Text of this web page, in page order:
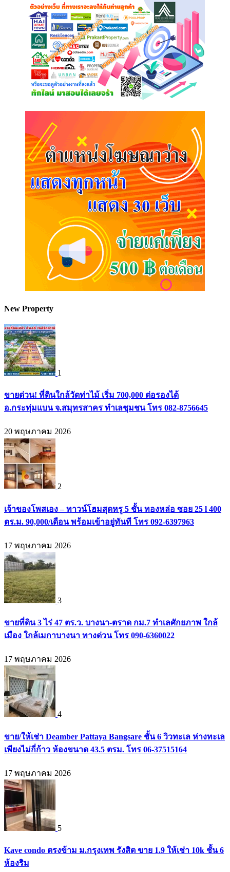
New Property
1
ขายด่วน! ที่ดินใกล้วัดท่าไม้ เริ่ม 700,000 ต่อรองได้
อ.กระทุ่มแบน จ.สมุทรสาคร ทำเลชุมชน โทร 082-8756645
20 พฤษภาคม 2026
2
เจ้าของโพสเอง – ทาวน์โฮมสุดหรู 5 ชั้น ทองหล่อ ซอย 25 l 400
ตร.ม. 90,000/เดือน พร้อมเข้าอยู่ทันที โทร 092-6397963
17 พฤษภาคม 2026
3
ขายที่ดิน 3 ไร่ 47 ตร.ว. บางนา-ตราด กม.7 ทำเลศักยภาพ ใกล้
เมือง ใกล้เมกาบางนา ทางด่วน โทร 090-6360022
17 พฤษภาคม 2026
4
ขาย/ให้เช่า Deamber Pattaya Bangsare ชั้น 6 วิวทะเล ห่างทะเล
เพียงไม่กี่ก้าว ห้องขนาด 43.5 ตรม. โทร 06-37515164
17 พฤษภาคม 2026
5
Kave condo ตรงข้าม ม.กรุงเทพ รังสิต ขาย 1.9 ให้เช่า 10k ชั้น 6
ห้องริม